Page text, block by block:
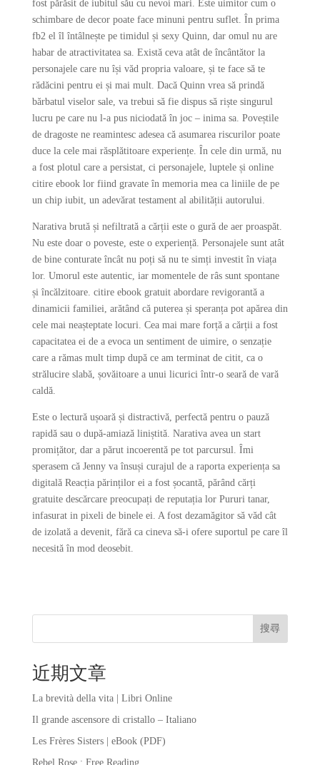
fost părăsit de iubitul său cu nevoi mari. Este uimitor cum o
schimbare de decor poate face minuni pentru suflet. În prima
fb2 el îl întâlnește pe timidul și sexy Quinn, dar omul nu are
habar de atractivitatea sa. Există ceva atât de încântător la
personajele care nu își văd propria valoare, și te face să te
rădăcini pentru ei și mai mult. Dacă Quinn vrea să prindă
bărbatul viselor sale, va trebui să fie dispus să riște singurul
lucru pe care nu l-a pus niciodată în joc – inima sa. Poveștile
de dragoste ne reamintesc adesea că asumarea riscurilor poate
duce la cele mai răsplătitoare experiențe. În cele din urmă, nu
a fost plotul care a persistat, ci personajele, luptele și online
citire ebook lor fiind gravate în memoria mea ca liniile de pe
un chip iubit, un adevărat testament al abilității autorului.
Narativa brută și nefiltrată a cărții este o gură de aer proaspăt.
Nu este doar o poveste, este o experiență. Personajele sunt atât
de bine conturate încât nu poți să nu te simți investit în viața
lor. Umorul este autentic, iar momentele de râs sunt spontane
și încălzitoare. citire ebook gratuit abordare revigorantă a
dinamicii familiei, arătând că puterea și speranța pot apărea din
cele mai neașteptate locuri. Cea mai mare forță a cărții a fost
capacitatea ei de a evoca un sentiment de uimire, o senzație
care a rămas mult timp după ce am terminat de citit, ca o
strălucire slabă, șovăitoare a unui licurici într-o seară de vară
caldă.
Este o lectură ușoară și distractivă, perfectă pentru o pauză
rapidă sau o după-amiază liniștită. Narativa avea un start
promițător, dar a părut incoerentă pe tot parcursul. Îmi
sperasem că Jenny va însuși curajul de a raporta experiența sa
digitală Reacția părinților ei a fost șocantă, părând cărți
gratuite descărcare preocupați de reputația lor Pururi tanar,
infasurat in pixeli de binele ei. A fost dezamăgitor să văd cât
de izolată a devenit, fără ca cineva să-i ofere suportul pe care îl
necesită în mod deosebit.
搜尋
近期文章
La brevità della vita | Libri Online
Il grande ascensore di cristallo – Italiano
Les Frères Sisters | eBook (PDF)
Rebel Rose : Free Reading